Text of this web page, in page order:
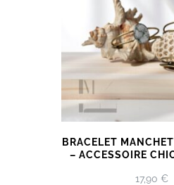
BRACELET
– ACCESSOIRE
17,90€